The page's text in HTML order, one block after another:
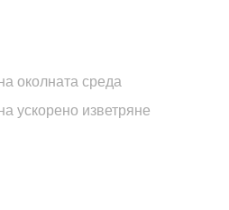
околната среда
ускорено изветряне